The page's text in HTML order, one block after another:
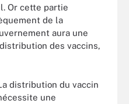
Or cette partie
de la
aura une
des vaccins,
distribution du vaccin
une